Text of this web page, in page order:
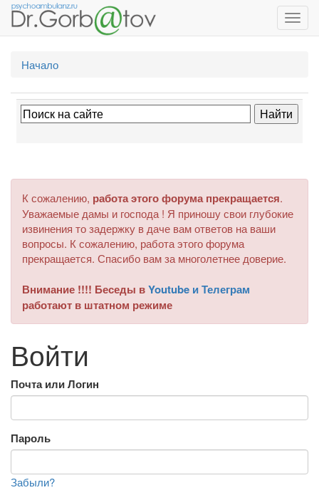
Начало
К сожалению, работа этого форума прекращается.
Уважаемые дамы и господа ! Я приношу свои глубокие
извинения то задержку в даче вам ответов на ваши
вопросы. К сожалению, работа этого форума
прекращается. Спасибо вам за многолетнее доверие.
Внимание !!!! Беседы вYoutube и Телеграм
работают в штатном режиме
Войти
Почта или Логин
Пароль
Забыли?